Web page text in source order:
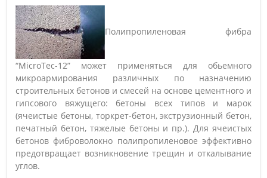
Полипропиленовая фибра
“MicroTec-12” может применяться для обьемного
микроармирования различных по назначению
строительных бетонов и смесей на основе цементного и
гипсового вяжущего: бетоны всех типов и марок
(ячеистые бетоны, торкрет-бетон, экструзионный бетон,
печатный бетон, тяжелые бетоны и пр.). Для ячеистых
бетонов фиброволокно полипропиленовое эффективно
предотвращает возникновение трещин и откалывание
углов.